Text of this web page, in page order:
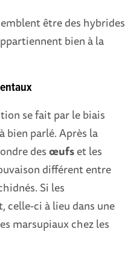
être des hybrides
bien à la
se fait par le biais
bien parlé. Après la
desœufset les
différent entre
Si les
celle-ci à lieu dans une
marsupiaux chez les